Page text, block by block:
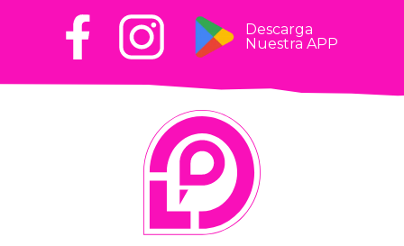
Descarga
Nuestra APP